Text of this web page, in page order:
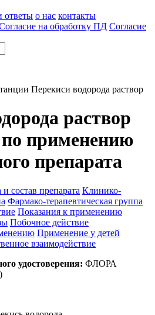
ответы о нас контакты
на обработку ПД Согласие
Перекиси водорода раствор
раствор
применению
препарата
состав препарата Клинико-
Фармако-терапевтическая группа
Показания к применению
Побочное действие
Применение у детей
взаимодействие
удостоверения: ФЛОРА